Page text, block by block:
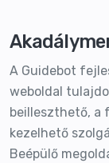
A Guidebot
weboldal
beilleszthető, a
kezelhető
Beépülő